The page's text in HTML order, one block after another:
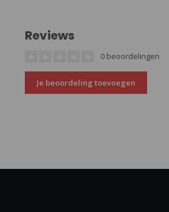
Reviews
0 beoordelingen
Je beoordeling toevoegen